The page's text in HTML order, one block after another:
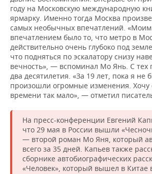
году на Московскую международную
ярмарку. Именно тогда Москва
самых необычных впечатлений.
впечатлением было то, что метро в
действительно очень глубоко под
что подняться по эскалатору снизу
вечность», — вспоминал Мо Янь. С
два десятилетия. «За 19 лет, пока я не
произошли огромные изменения. Хочу
времени так мало», — отметил
На пресс-конференции Евгений
что 29 мая в России вышли
— второй роман Мо Яня, который
всего за 35 дней. Капьев также
сборнике автобиографических
«Человек», который вышел в